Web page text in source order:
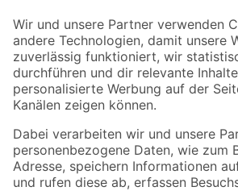
Der toom Newsletter: Keine Angebote und Aktionen
Zur Newsletter Anmeldung
Folge uns
Zahlungsarten